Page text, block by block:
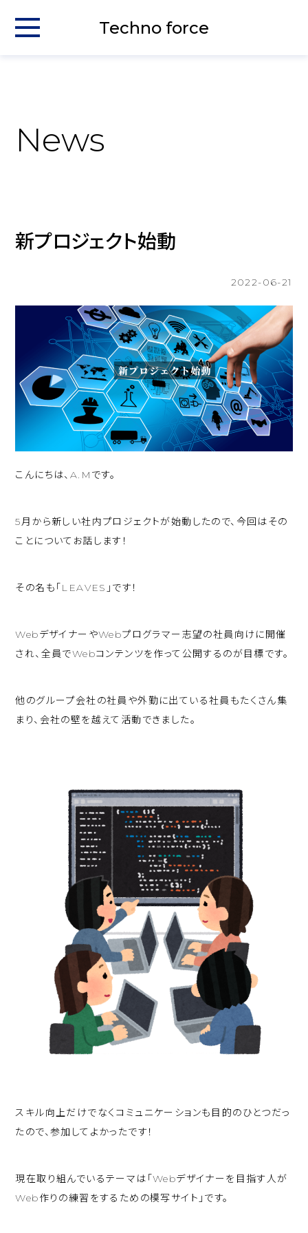
Techno force
News
新プロジェクト始動
2022-06-21
こんにちは、A.Mです。
5月から新しい社内プロジェクトが始動したので、今回はその
ことについてお話します！
その名も「LEAVES」です！
WebデザイナーやWebプログラマー志望の社員向けに開催
され、全員でWebコンテンツを作って公開するのが目標です。
他のグループ会社の社員や外勤に出ている社員もたくさん集
まり、会社の壁を越えて活動できました。
スキル向上だけでなくコミュニケーションも目的のひとつだっ
たので、参加してよかったです！
現在取り組んでいるテーマは「Webデザイナーを目指す人が
Web作りの練習をするための模写サイト」です。